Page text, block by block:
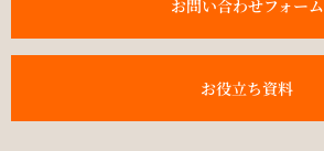
お問い合わせフォーム
お役立ち資料